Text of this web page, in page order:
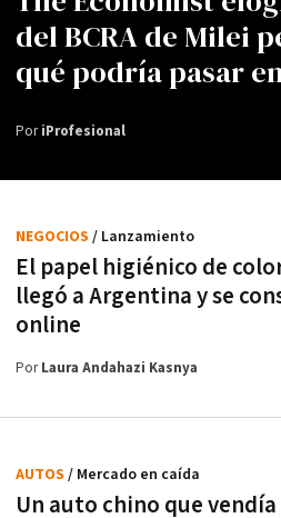
del BCRA de Milei
qué podría pasar
PoriProfesional
El papel higiénico de
llegó a Argentina y se
online
NEGOCIOS / Lanzamiento
PorLaura Andahazi Kasnya
Un auto chino que
AUTOS / Mercado en caída